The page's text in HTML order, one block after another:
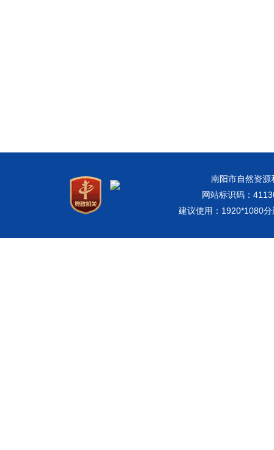
南阳市自然资
网站标识码：
建议使用：1920*1080